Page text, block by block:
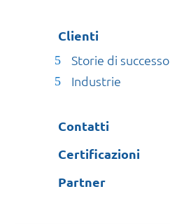
Clienti
Storie di successo
Industrie
Contatti
Certificazioni
Partner